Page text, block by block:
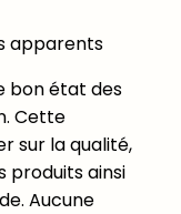
apparents
bon état des
Cette
sur la qualité,
produits ainsi
Aucune